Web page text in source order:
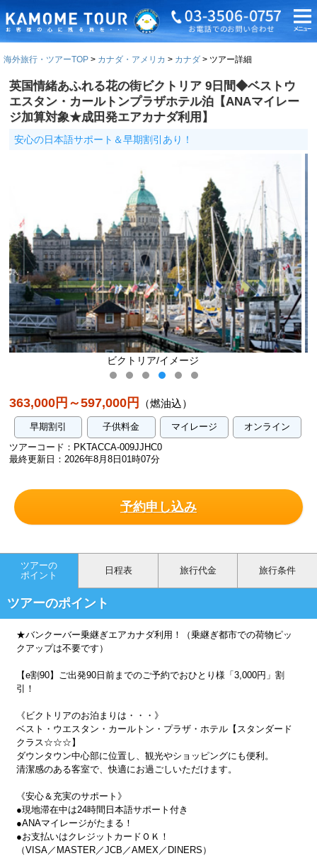
海外旅行・ツアーTOP カナダ・アメリカ カナダ ツアー詳細
英国情緒あふれる花の街ビクトリア 9日間◆ベストウ
エスタン・カールトンプラザホテル泊【ANAマイレー
ジ加算対象★成田発エアカナダ利用】
安心の日本語サポート＆早期割引あり！
ホエールウォッチング/イ
363,000円～597,000円 （燃油込）
早期割引 子供料金 マイレージ
オンライン
ツアーコード：PKTACCA-009JJHC0
最終更新日：2026年8月8日01時07分
予約申し込み
ツアーの
ポイント
日程表 旅行代金 旅行条件
ツアーのポイント
★バンクーバー乗継ぎエアカナダ利用！（乗継ぎ都市での荷物ピッ
クアップは不要です）
【e割90】ご出発90日前までのご予約でおひとり様「3,000円」割
引！
《ビクトリアのお泊まりは・・・》
ベスト・ウエスタン・カールトン・プラザ・ホテル【スタンダード
クラス☆☆☆】
ダウンタウン中心部に位置し、観光やショッピングにも便利。
清潔感のある客室で、快適にお過ごしいただけます。
《安心＆充実のサポート》
●現地滞在中は24時間日本語サポート付き
●ANAマイレージがたまる！
●お支払いはクレジットカードＯＫ！
（VISA／MASTER／JCB／AMEX／DINERS）